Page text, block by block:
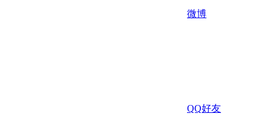
微博
QQ好友